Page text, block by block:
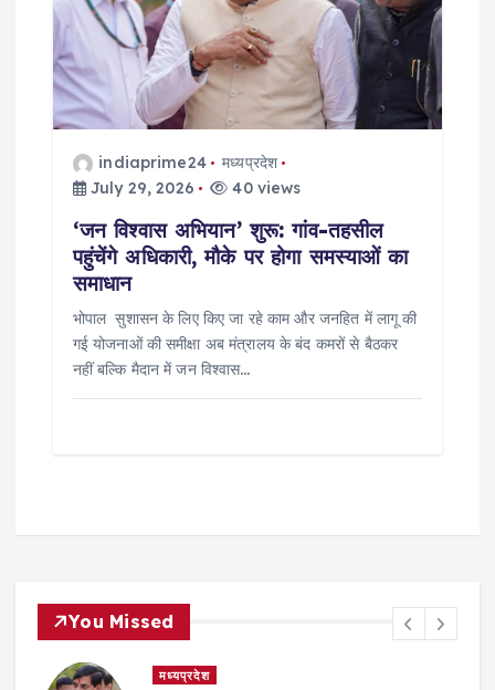
indiaprime24
मध्यप्रदेश
July 29, 2026
40 views
‘जन विश्वास अभियान’ शुरू: गांव-तहसील
पहुंचेंगे अधिकारी, मौके पर होगा समस्याओं का
समाधान
भोपाल सुशासन के लिए किए जा रहे काम और जनहित में लागू की
गई योजनाओं की समीक्षा अब मंत्रालय के बंद कमरों से बैठकर
नहीं बल्कि मैदान में जन विश्वास…
You Missed
मध्यप्रदेश